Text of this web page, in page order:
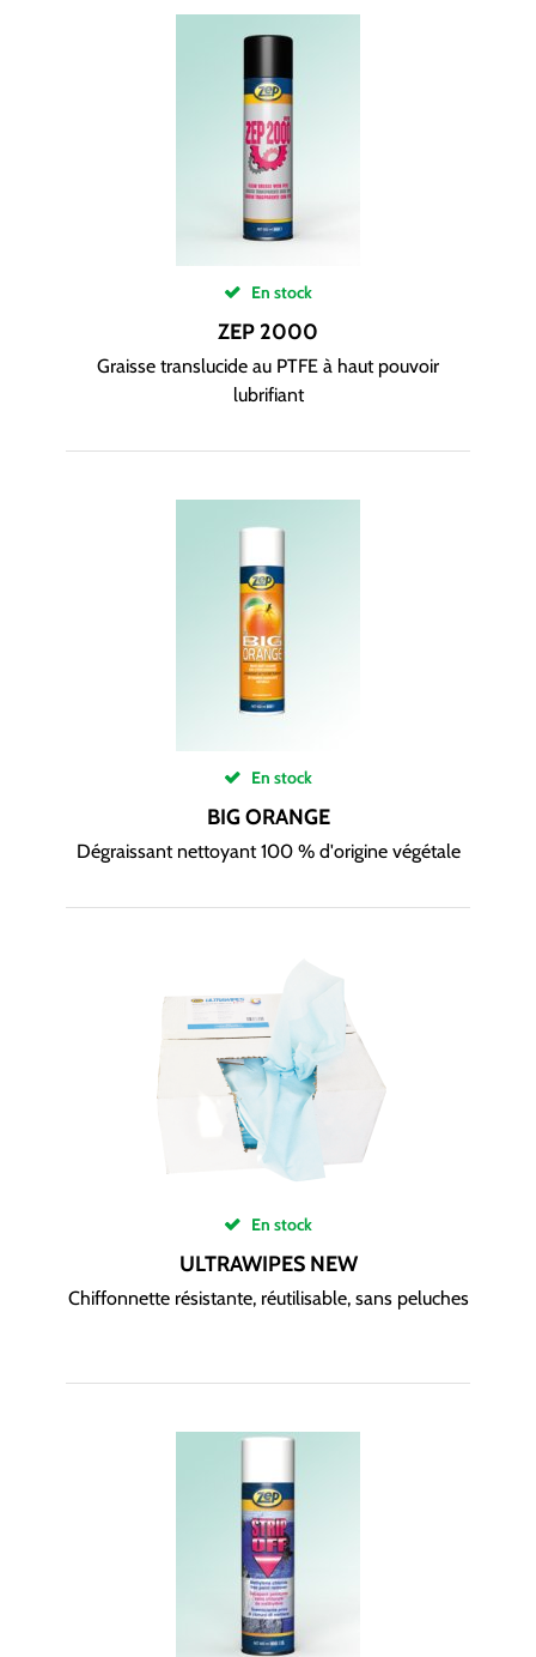
En stock
ZEP 2000
Graisse translucide au PTFE à haut pouvoir
lubrifiant
En stock
BIG ORANGE
Dégraissant nettoyant 100 % d'origine végétale
En stock
ULTRAWIPES NEW
Chiffonnette résistante, réutilisable, sans peluches